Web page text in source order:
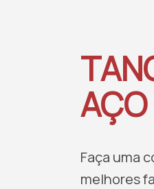
Faça uma
melhores